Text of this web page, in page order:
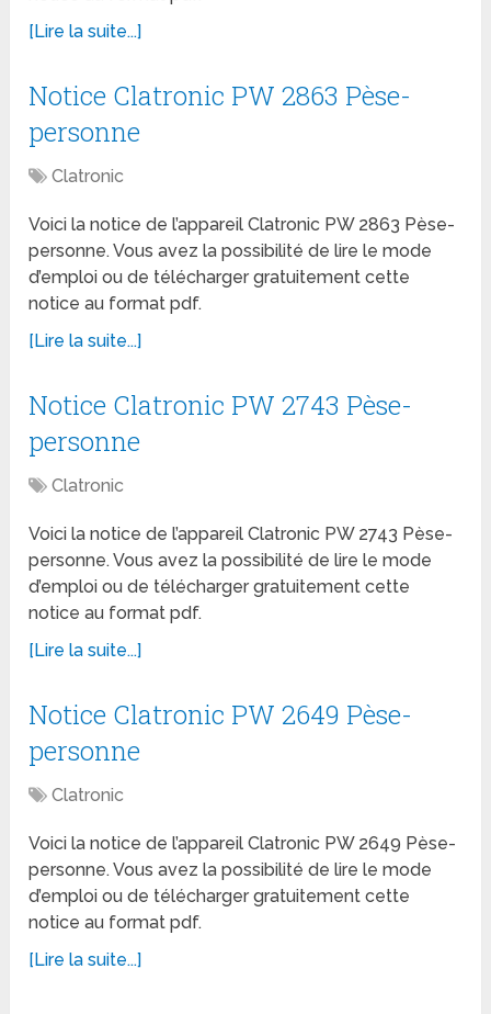
[Lire la suite...]
Notice Clatronic PW 2863 Pèse-
personne
Clatronic
Voici la notice de l’appareil Clatronic PW 2863 Pèse-
personne. Vous avez la possibilité de lire le mode
d’emploi ou de télécharger gratuitement cette
notice au format pdf.
[Lire la suite...]
Notice Clatronic PW 2743 Pèse-
personne
Clatronic
Voici la notice de l’appareil Clatronic PW 2743 Pèse-
personne. Vous avez la possibilité de lire le mode
d’emploi ou de télécharger gratuitement cette
notice au format pdf.
[Lire la suite...]
Notice Clatronic PW 2649 Pèse-
personne
Clatronic
Voici la notice de l’appareil Clatronic PW 2649 Pèse-
personne. Vous avez la possibilité de lire le mode
d’emploi ou de télécharger gratuitement cette
notice au format pdf.
[Lire la suite...]